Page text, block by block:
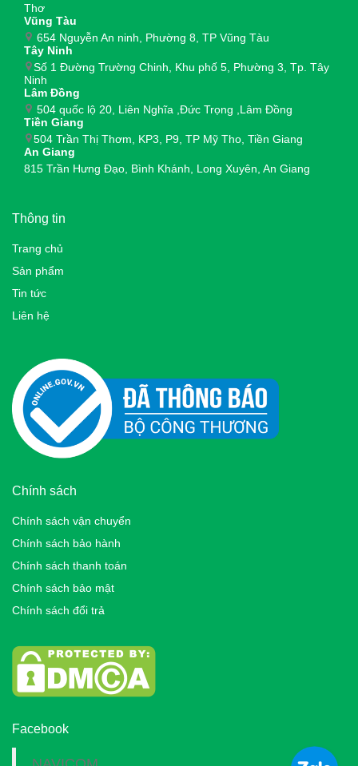
Thơ
Vũng Tàu
654 Nguyễn An ninh, Phường 8, TP Vũng Tàu
Tây Ninh
Số 1 Đường Trường Chinh, Khu phố 5, Phường 3, Tp. Tây
Ninh
Lâm Đồng
504 quốc lộ 20, Liên Nghĩa ,Đức Trọng ,Lâm Đồng
Tiền Giang
504 Trần Thị Thơm, KP3, P9, TP Mỹ Tho, Tiền Giang
An Giang
815 Trần Hưng Đạo, Bình Khánh, Long Xuyên, An Giang
Thông tin
Trang chủ
Sản phẩm
Tin tức
Liên hệ
Chính sách
Chính sách vận chuyển
Chính sách bảo hành
Chính sách thanh toán
Chính sách bảo mật
Chính sách đổi trả
Facebook